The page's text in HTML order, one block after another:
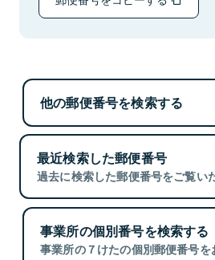
他の郵便番号を検索する
最近検索した郵便番号
過去に検索した郵便番号をご覧い
事業所の個別番号を検索する
事業所の７けたの個別郵便番号を